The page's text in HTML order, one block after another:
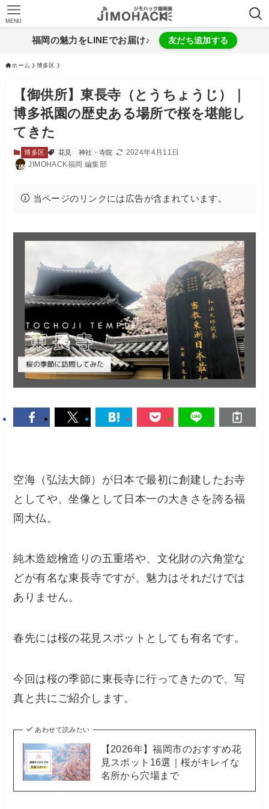
MENU
福岡の魅力をLINEでお届け♪ 友だち追加する
ホーム 博多区
【御供所】東長寺（とうちょうじ）｜
博多祇園の歴史ある場所で桜を堪能し
てきた
博多区 花見 神社・寺院
2024年4月11日
JIMOHACK福岡 編集部
当ページのリンクには広告が含まれています。
空海（弘法大師）が日本で最初に創建したお寺
としてや、坐像として日本一の大きさを誇る福
岡大仏。
純木造総檜造りの五重塔や、文化財の六角堂な
どが有名な東長寺ですが、魅力はそれだけでは
ありません。
春先には桜の花見スポットとしても有名です。
今回は桜の季節に東長寺に行ってきたので、写
真と共にご紹介します。
あわせて読みたい
【2026年】福岡市のおすすめ花
見スポット16選｜桜がキレイな
名所から穴場まで